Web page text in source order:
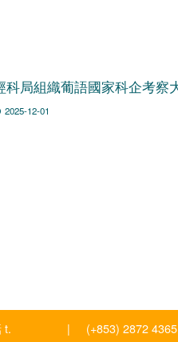
科局組織葡語國家科企考察
2025-12-01
t. |
(+853) 2872 4365